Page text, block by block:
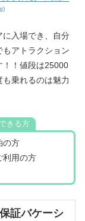
に入場でき、自分
アトラクション
！！値段は25000
乗れるのは魅力
きる方
の方
利用の方
証バケーシ